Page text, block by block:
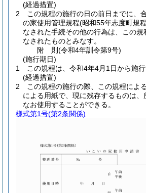
(経過措置)
2
この規程の施行の日の前日までに、
の家使用管理規程(昭和55年志度町規
なされた手続その他の行為は、この規
なされたものとみなす。
附 則(令和4年訓令第9号)
(施行期日)
1
この規程は、令和4年4月1日から施行
(経過措置)
2
この規程の施行の際、この規程によ
による用紙で、現に残存するものは、
なお使用することができる。
様式第1号(第2条関係)